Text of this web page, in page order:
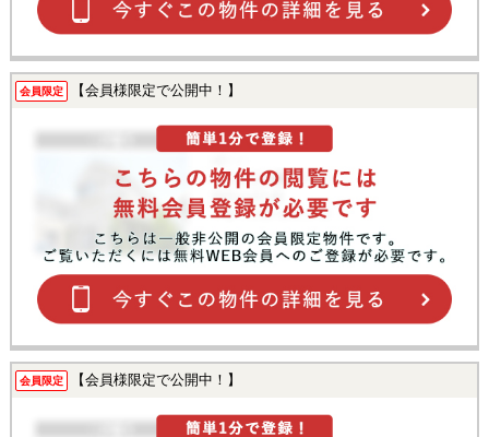
会員限定 【会員様限定で公開中！】
会員限定 【会員様限定で公開中！】